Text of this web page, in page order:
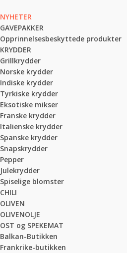
NYHETER
GAVEPAKKER
Opprinnelsesbeskyttede produkter
KRYDDER
Grillkrydder
Norske krydder
Indiske krydder
Tyrkiske krydder
Eksotiske mikser
Franske krydder
Italienske krydder
Spanske krydder
Snapskrydder
Pepper
Julekrydder
Spiselige blomster
CHILI
OLIVEN
OLIVENOLJE
OST og SPEKEMAT
Balkan-Butikken
Frankrike-butikken